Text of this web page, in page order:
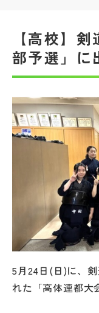
私学探検隊
説明会・イベント
学校からのお知ら
学校HP最新情報
特集
【高校】
部予選」に
5月24日(日)に、
れた「高体連都大